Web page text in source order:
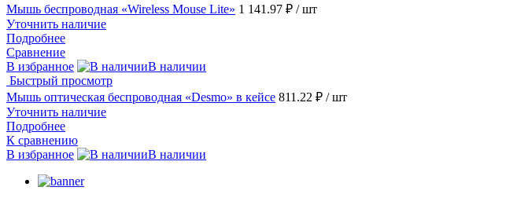
Мышь беспроводная «Wireless Mouse Lite» 1 141.97 ₽ / шт
Уточнить наличие
Подробнее
Сравнение
В избранное
В наличии
Быстрый просмотр
Мышь оптическая беспроводная «Desmo» в кейсе 811.22 ₽ / шт
Уточнить наличие
Подробнее
К сравнению
В избранное
В наличии